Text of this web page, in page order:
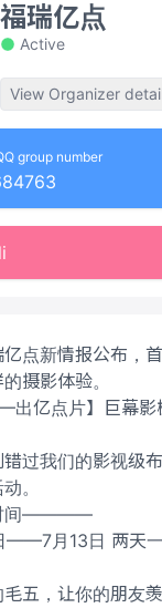
点新情报公布，
摄影体验。
出亿点片】巨幕影
过我们的影视级
。
间————
——7月13日 两天一
五，让你的朋友
福瑞亿点
Active
View Organizer
group number